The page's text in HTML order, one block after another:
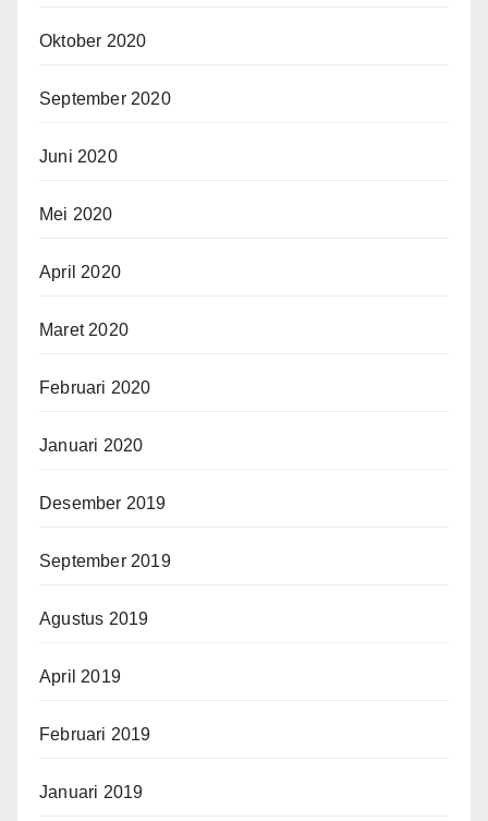
Oktober 2020
September 2020
Juni 2020
Mei 2020
April 2020
Maret 2020
Februari 2020
Januari 2020
Desember 2019
September 2019
Agustus 2019
April 2019
Februari 2019
Januari 2019